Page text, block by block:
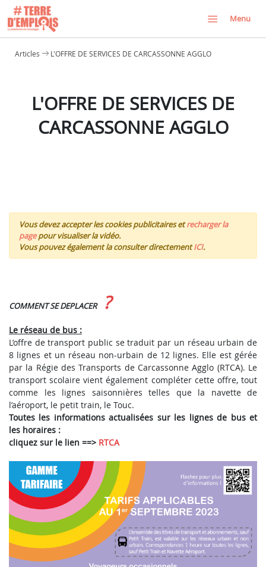
Menu
Articles L'OFFRE DE SERVICES DE CARCASSONNE AGGLO
L'OFFRE DE SERVICES DE
CARCASSONNE AGGLO
Vous devez accepter les cookies publicitaires etrecharger la
pagepour visualiser la vidéo.
Vous pouvez également la consulter directementICI.
COMMENT SE DEPLACER ?
Le réseau de bus :
L’offre de transport public se traduit par un réseau urbain de
8 lignes et un réseau non-urbain de 12 lignes. Elle est gérée
par la Régie des Transports de Carcassonne Agglo (RTCA). Le
transport scolaire vient également compléter cette offre, tout
comme les lignes saisonnières telles que la navette de
l’aéroport, le petit train, le Touc.
Toutes les informations actualisées sur les lignes de bus et
les horaires :
cliquez sur le lien ==> RTCA